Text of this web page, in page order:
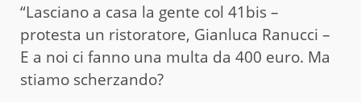
“Lasciano a casa la gente col 41bis –
protesta un ristoratore, Gianluca Ranucci –
E a noi ci fanno una multa da 400 euro. Ma
stiamo scherzando?